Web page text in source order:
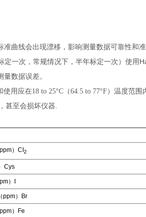
曲线会出现漂移，影响测量数据可靠性和准
定一次，常规情况下，半年标定一次）使用
数据误差。
用应在18 to 25°C（64.5 to 77°F）温度范围
甚至会损坏仪器.
）CI2
Cys
）I
ppm）Br
）Fe